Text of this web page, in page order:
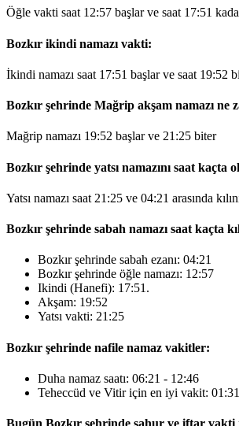
Öğle vakti saat 12:57 başlar ve saat 17:51
Bozkır ikindi namazı vakti:
İkindi namazı saat 17:51 başlar ve saat 19:52
Bozkır şehrinde Mağrip akşam namazı ne
Mağrip namazı 19:52 başlar ve 21:25 biter
Bozkır şehrinde yatsı namazını saat kaçta
Yatsı namazı saat 21:25 ve 04:21 arasında
Bozkır şehrinde sabah namazı saat kaçta
Bozkır şehrinde sabah ezanı: 04:21
Bozkır şehrinde öğle namazı: 12:57
Ikindi (Hanefi): 17:51 .
Akşam: 19:52
Yatsı vakti: 21:25
Bozkır şehrinde nafile namaz vakitler:
Duha namaz saatı: 06:21 - 12:46
Teheccüd ve Vitir için en iyi vakit: 01:31